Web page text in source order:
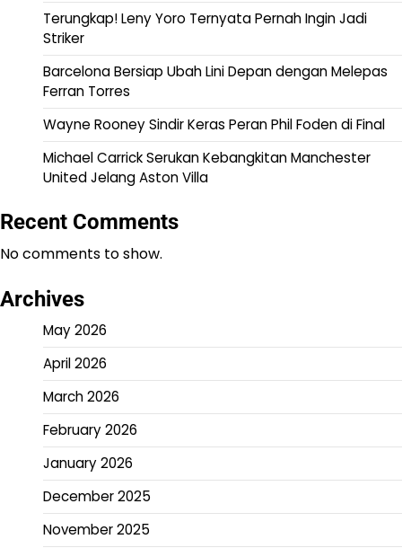
Terungkap! Leny Yoro Ternyata Pernah Ingin Jadi
Striker
Barcelona Bersiap Ubah Lini Depan dengan Melepas
Ferran Torres
Wayne Rooney Sindir Keras Peran Phil Foden di Final
Michael Carrick Serukan Kebangkitan Manchester
United Jelang Aston Villa
Recent Comments
No comments to show.
Archives
May 2026
April 2026
March 2026
February 2026
January 2026
December 2025
November 2025